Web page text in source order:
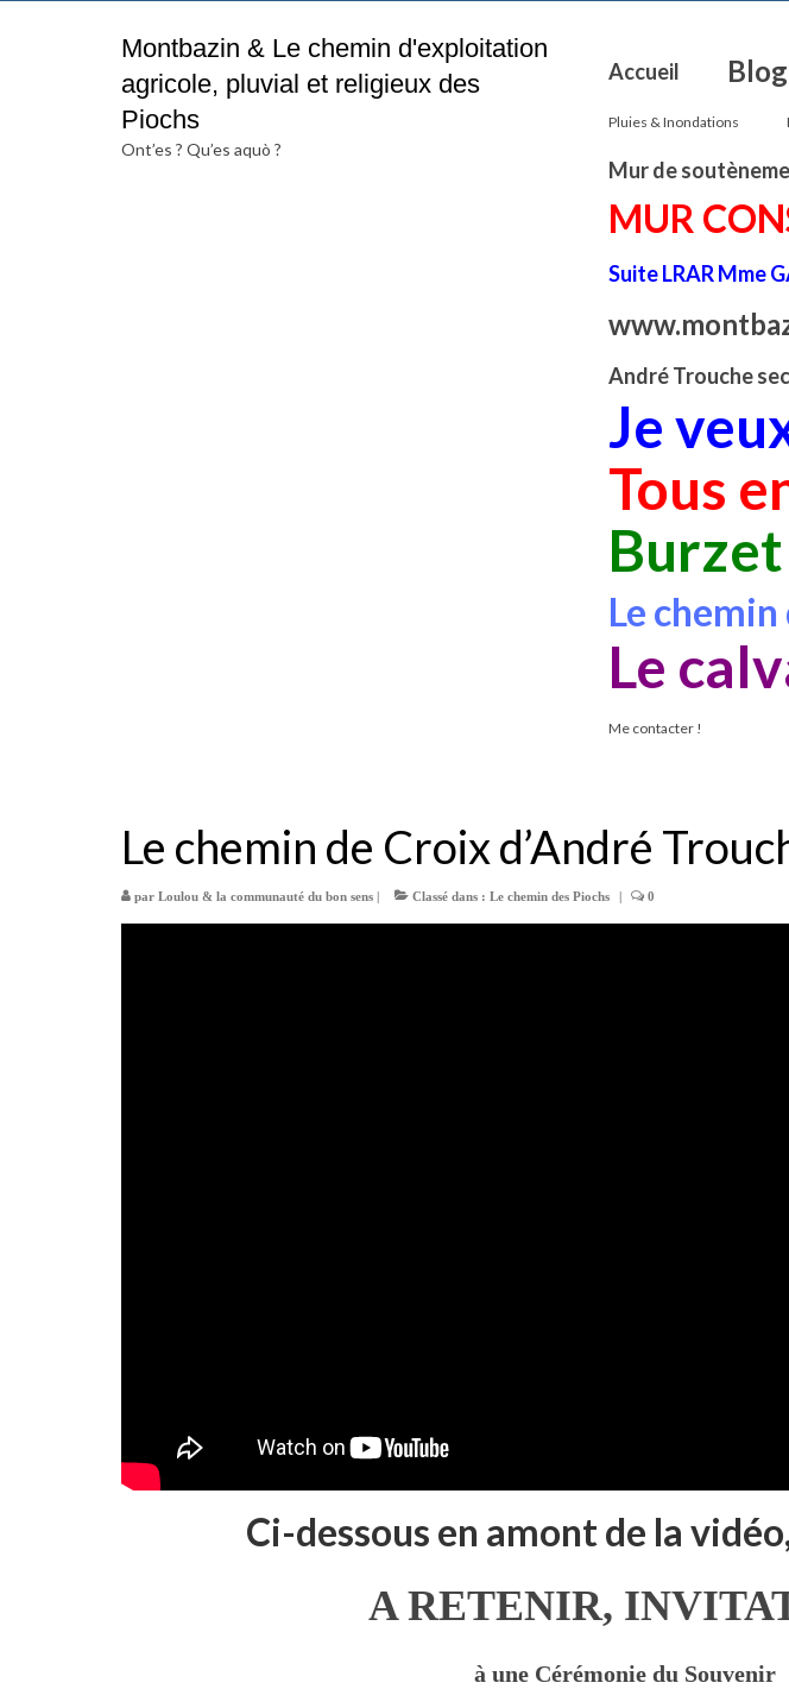
Montbazin & Le chemin d'exploitation
agricole, pluvial et religieux des
Piochs
Ont’es ? Qu’es aquò ?
Accueil
Pluies & Inondations
Mur de
MUR
Suite LRAR Mme
André Trouche
Je
Tous
Le
Le
Me contacter !
Le chemin de Croix d’André
par Loulou & la communauté du bon sens | Classé dans : Le chemin des Piochs | 0
Ci-dessous en amont de la
A RETENIR,
à une Cérémonie du Souvenir